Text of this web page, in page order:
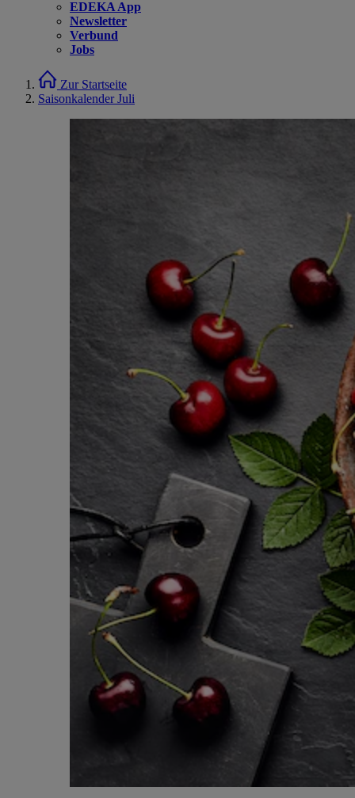
EDEKA App
Newsletter
Verbund
Jobs
Zur Startseite
Saisonkalender Juli